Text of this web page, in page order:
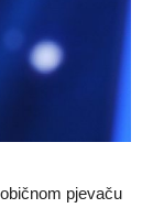
pjevaču